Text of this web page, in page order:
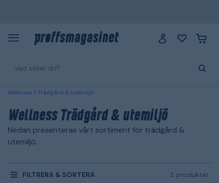
Wellness Trädgård & utemiljö
Wellness Trädgård & utemiljö
Nedan presenteras vårt sortiment för trädgård &
utemiljö.
FILTRERA & SORTERA 2 produkter